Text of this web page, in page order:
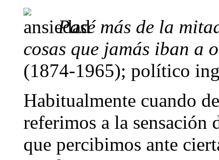
Pasé más de la
cosas que jamás iban a
(1874-1965); político
Habitualmente cuando
referimos a la sensación
que percibimos ante